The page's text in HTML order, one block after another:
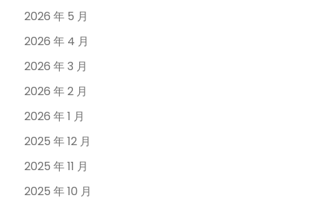
2026 年 5 月
2026 年 4 月
2026 年 3 月
2026 年 2 月
2026 年 1 月
2025 年 12 月
2025 年 11 月
2025 年 10 月